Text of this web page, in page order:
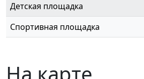
Детская площадка
Спортивная площадка